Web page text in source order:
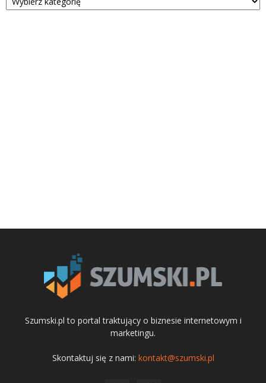
Szumski.pl to portal traktujący o biznesie internetowym i
marketingu.
Skontaktuj się z nami: kontakt@szumski.pl